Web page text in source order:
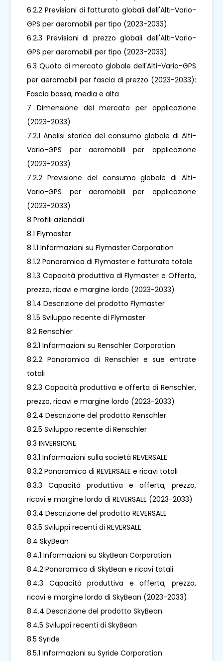
6.2.2 Previsioni di fatturato globali dell'Alti-Vario-
GPS per aeromobili per tipo (2023-2033)
6.2.3 Previsioni di prezzo globali dell'Alti-Vario-
GPS per aeromobili per tipo (2023-2033)
6.3 Quota di mercato globale dell'Alti-Vario-GPS
per aeromobili per fascia di prezzo (2023-2033):
Fascia bassa, media e alta
7 Dimensione del mercato per applicazione
(2023-2033)
7.2.1 Analisi storica del consumo globale di Alti-
Vario-GPS per aeromobili per applicazione
(2023-2033)
7.2.2 Previsione del consumo globale di Alti-
Vario-GPS per aeromobili per applicazione
(2023-2033)
8 Profili aziendali
8.1 Flymaster
8.1.1 Informazioni su Flymaster Corporation
8.1.2 Panoramica di Flymaster e fatturato totale
8.1.3 Capacità produttiva di Flymaster e Offerta,
prezzo, ricavi e margine lordo (2023-2033)
8.1.4 Descrizione del prodotto Flymaster
8.1.5 Sviluppo recente di Flymaster
8.2 Renschler
8.2.1 Informazioni su Renschler Corporation
8.2.2 Panoramica di Renschler e sue entrate
totali
8.2.3 Capacità produttiva e offerta di Renschler,
prezzo, ricavi e margine lordo (2023-2033)
8.2.4 Descrizione del prodotto Renschler
8.2.5 Sviluppo recente di Renschler
8.3 INVERSIONE
8.3.1 Informazioni sulla società REVERSALE
8.3.2 Panoramica di REVERSALE e ricavi totali
8.3.3 Capacità produttiva e offerta, prezzo,
ricavi e margine lordo di REVERSALE (2023-2033)
8.3.4 Descrizione del prodotto REVERSALE
8.3.5 Sviluppi recenti di REVERSALE
8.4 SkyBean
8.4.1 Informazioni su SkyBean Corporation
8.4.2 Panoramica di SkyBean e ricavi totali
8.4.3 Capacità produttiva e offerta, prezzo,
ricavi e margine lordo di SkyBean (2023-2033)
8.4.4 Descrizione del prodotto SkyBean
8.4.5 Sviluppi recenti di SkyBean
8.5 Syride
8.5.1 Informazioni su Syride Corporation